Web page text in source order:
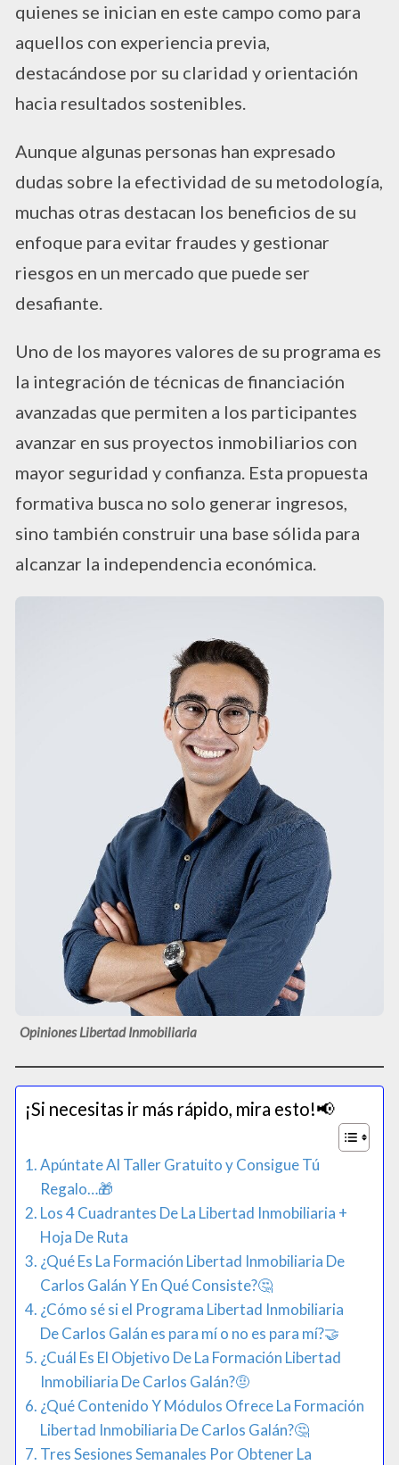
quienes se inician en este campo como para
aquellos con experiencia previa,
destacándose por su claridad y orientación
hacia resultados sostenibles.
Aunque algunas personas han expresado
dudas sobre la efectividad de su metodología,
muchas otras destacan los beneficios de su
enfoque para evitar fraudes y gestionar
riesgos en un mercado que puede ser
desafiante.
Uno de los mayores valores de su programa es
la integración de técnicas de financiación
avanzadas que permiten a los participantes
avanzar en sus proyectos inmobiliarios con
mayor seguridad y confianza. Esta propuesta
formativa busca no solo generar ingresos,
sino también construir una base sólida para
alcanzar la independencia económica.
Opiniones Libertad Inmobiliaria
¡Si necesitas ir más rápido, mira esto!📢​
Apúntate Al Taller Gratuito y Consigue Tú
Regalo…🎁
Los 4 Cuadrantes De La Libertad Inmobiliaria +
Hoja De Ruta
¿Qué Es La Formación Libertad Inmobiliaria De
Carlos Galán Y En Qué Consiste?🤔​
¿Cómo sé si el Programa Libertad Inmobiliaria
De Carlos Galán es para mí o no es para mí?🤝
¿Cuál Es El Objetivo De La Formación Libertad
Inmobiliaria De Carlos Galán?🤨​
¿Qué Contenido Y Módulos Ofrece La Formación
Libertad Inmobiliaria De Carlos Galán?🤔
Tres Sesiones Semanales Por Obtener La